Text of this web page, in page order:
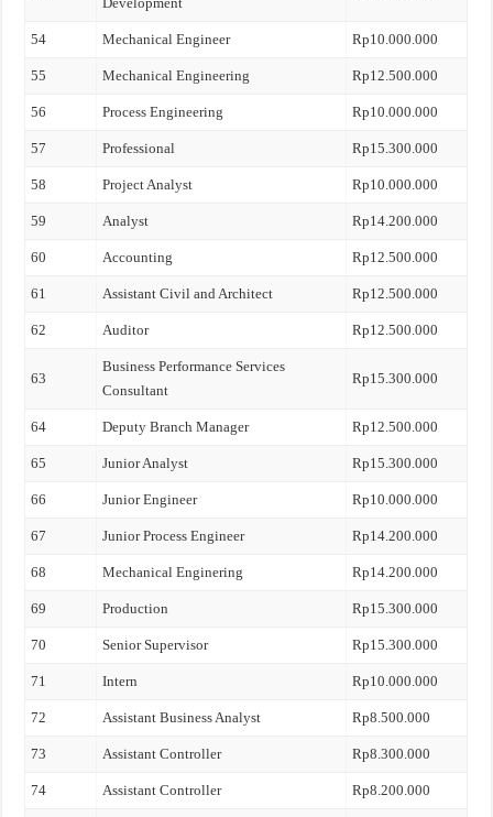
54 Mechanical Engineer Rp10.000.000
55 Mechanical Engineering Rp12.500.000
56 Process Engineering Rp10.000.000
57 Professional Rp15.300.000
58 Project Analyst Rp10.000.000
59 Analyst Rp14.200.000
60 Accounting Rp12.500.000
61 Assistant Civil and Architect Rp12.500.000
62 Auditor Rp12.500.000
63
Business Performance Services
Consultant
Rp15.300.000
64 Deputy Branch Manager Rp12.500.000
65 Junior Analyst Rp15.300.000
66 Junior Engineer Rp10.000.000
67 Junior Process Engineer Rp14.200.000
68 Mechanical Enginering Rp14.200.000
69 Production Rp15.300.000
70 Senior Supervisor Rp15.300.000
71 Intern Rp10.000.000
72 Assistant Business Analyst Rp8.500.000
73 Assistant Controller Rp8.300.000
74 Assistant Controller Rp8.200.000